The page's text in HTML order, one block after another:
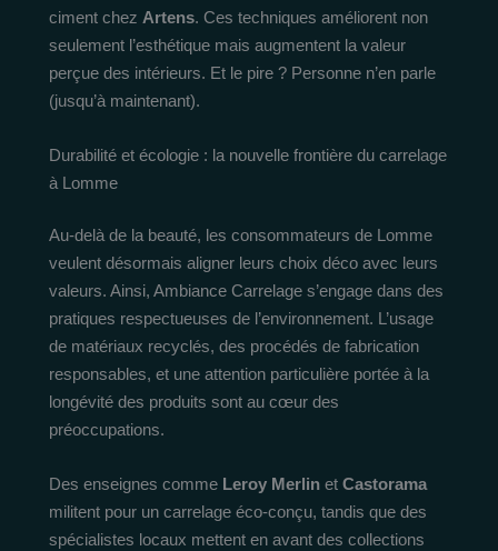
ciment chez Artens. Ces techniques améliorent non
seulement l’esthétique mais augmentent la valeur
perçue des intérieurs. Et le pire ? Personne n’en parle
(jusqu’à maintenant).
Durabilité et écologie : la nouvelle frontière du carrelage
à Lomme
Au-delà de la beauté, les consommateurs de Lomme
veulent désormais aligner leurs choix déco avec leurs
valeurs. Ainsi, Ambiance Carrelage s’engage dans des
pratiques respectueuses de l’environnement. L’usage
de matériaux recyclés, des procédés de fabrication
responsables, et une attention particulière portée à la
longévité des produits sont au cœur des
préoccupations.
Des enseignes comme Leroy Merlin et Castorama
militent pour un carrelage éco-conçu, tandis que des
spécialistes locaux mettent en avant des collections